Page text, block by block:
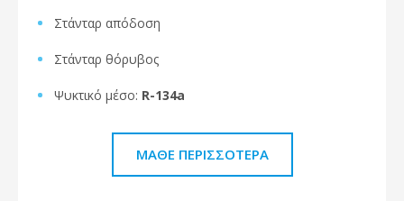
Στάνταρ απόδοση
Στάνταρ θόρυβος
Ψυκτικό μέσο: R-134a
ΜΆΘΕ ΠΕΡΙΣΣΌΤΕΡΑ